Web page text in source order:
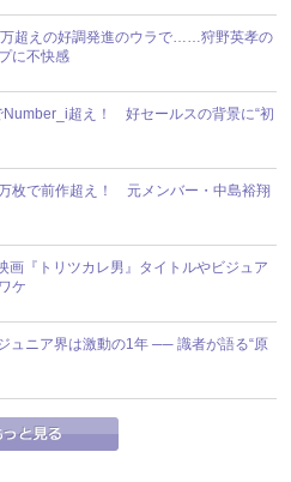
超えの好調発進のウラで……狩野英孝の
に不快感
Number_i超え！ 好セールスの背景に“初
枚で前作超え！ 元メンバー・中島裕翔
画『トリツカレ男』タイトルやビジュア
ケ
ュニア界は激動の1年 ── 識者が語る“原